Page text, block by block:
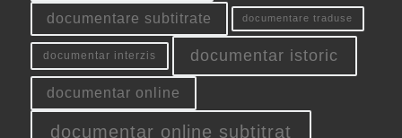
documentare subtitrate documentare traduse
documentar interzis documentar istoric
documentar online
documentar online subtitrat